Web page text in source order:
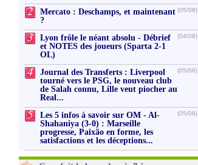
2
Mercato : Deschamps, et maintenant
?
(05/08)
3
Lyon frôle le néant absolu - Débrief
et NOTES des joueurs (Sparta 2-1
OL)
(04/08)
4
Journal des Transferts : Liverpool
tourné vers le PSG, le nouveau club
de Salah connu, Lille veut piocher au
Real...
(05/08)
5
Les 5 infos à savoir sur OM - Al-
Shahaniya (3-0) : Marseille
progresse, Paixão en forme, les
satisfactions et les déceptions...
(05/08)